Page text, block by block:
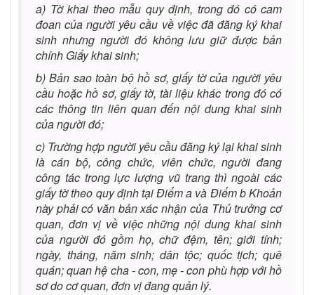
a) Tờ khai theo mẫu quy định, trong đó có cam
đoan của người yêu cầu về việc đã đăng ký khai
sinh nhưng người đó không lưu giữ được bản
chính Giấy khai sinh;
b) Bản sao toàn bộ hồ sơ, giấy tờ của người yêu
cầu hoặc hồ sơ, giấy tờ, tài liệu khác trong đó có
các thông tin liên quan đến nội dung khai sinh
của người đó;
c) Trường hợp người yêu cầu đăng ký lại khai sinh
là cán bộ, công chức, viên chức, người đang
công tác trong lực lượng vũ trang thì ngoài các
giấy tờ theo quy định tại Điểm a và Điểm b Khoản
này phải có văn bản xác nhận của Thủ trưởng cơ
quan, đơn vị về việc những nội dung khai sinh
của người đó gồm họ, chữ đệm, tên; giới tính;
ngày, tháng, năm sinh; dân tộc; quốc tịch; quê
quán; quan hệ cha - con, mẹ - con phù hợp với hồ
sơ do cơ quan, đơn vị đang quản lý.